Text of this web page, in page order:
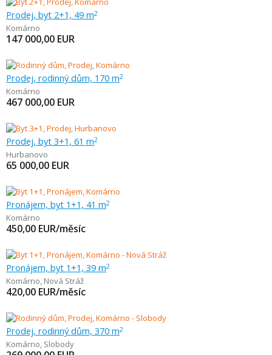
Prodej, byt 2+1, 49 m2
Komárno
147 000,00 EUR
Prodej, rodinný dům, 170 m2
Komárno
467 000,00 EUR
Prodej, byt 3+1, 61 m2
Hurbanovo
65 000,00 EUR
Pronájem, byt 1+1, 41 m2
Komárno
450,00 EUR/měsíc
Pronájem, byt 1+1, 39 m2
Komárno, Nová Stráž
420,00 EUR/měsíc
Prodej, rodinný dům, 370 m2
Komárno, Slobody